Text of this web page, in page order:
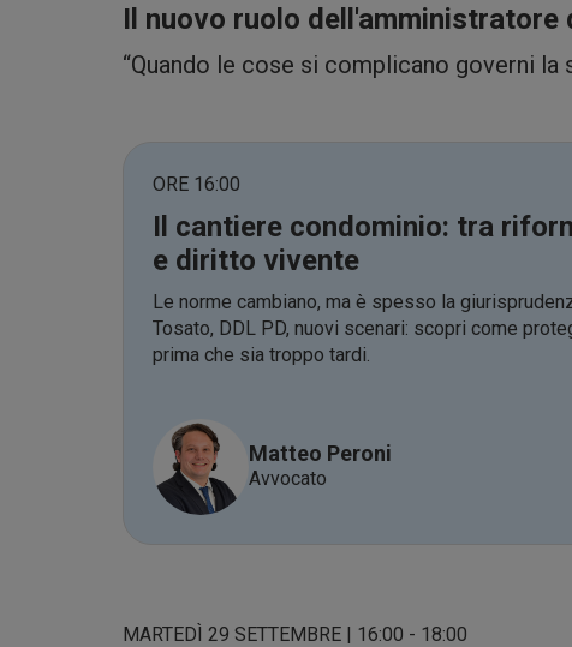
Il nuovo ruolo dell'amministratore
“Quando le cose si complicano governi la
ORE 16:00
Il cantiere condominio: tra
e diritto vivente
Le norme cambiano, ma è spesso la
Tosato, DDL PD, nuovi scenari: scopri come
prima che sia troppo tardi.
Matteo Peroni
Avvocato
MARTEDÌ 29 SETTEMBRE | 16:00 - 18:00